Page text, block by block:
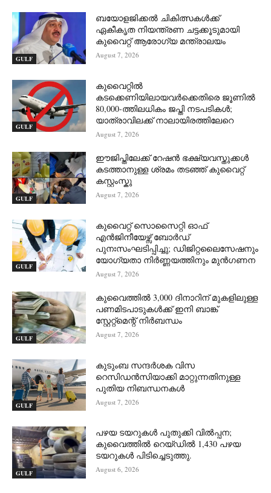
GULF
ബയോളജിക്കൽ ചികിത്സകൾക്ക്
ഏകീകൃത നിയന്ത്രണ ചട്ടക്കൂടുമായി
കുവൈറ്റ് ആരോഗ്യ മന്ത്രാലയം
August 7, 2026
GULF
കുവൈറ്റിൽ
കടക്കെണിയിലായവർക്കെതിരെ ജൂണിൽ
80,000-ത്തിലധികം ജപ്തി നടപടികൾ;
യാത്രാവിലക്ക് നാലായിരത്തിലേറെ
August 7, 2026
GULF
ഈജിപ്തിലേക്ക് റേഷൻ ഭക്ഷ്യവസ്തുക്കൾ
കടത്താനുള്ള ശ്രമം തടഞ്ഞ് കുവൈറ്റ്
കസ്റ്റംസ്കു
August 7, 2026
GULF
കുവൈറ്റ് സൊസൈറ്റി ഓഫ്
എൻജിനീയേഴ്സ് ബോർഡ്
പുനഃസംഘടിപ്പിച്ചു; ഡിജിറ്റലൈസേഷനും
യോഗ്യതാ നിർണ്ണയത്തിനും മുൻഗണന
August 7, 2026
GULF
കുവൈത്തിൽ 3,000 ദിനാറിന് മുകളിലുള്ള
പണമിടപാടുകൾക്ക് ഇനി ബാങ്ക്
സ്റ്റേറ്റ്‌മെന്റ് നിർബന്ധം
August 7, 2026
GULF
കുടുംബ സന്ദർശക വിസ
റെസിഡൻസിയാക്കി മാറ്റുന്നതിനുള്ള
പുതിയ നിബന്ധനകൾ
August 7, 2026
GULF
പഴയ ടയറുകൾ പുതുക്കി വിൽപ്പന;
കുവൈത്തിൽ റെയ്ഡിൽ 1,430 പഴയ
ടയറുകൾ പിടിച്ചെടുത്തു.
August 6, 2026